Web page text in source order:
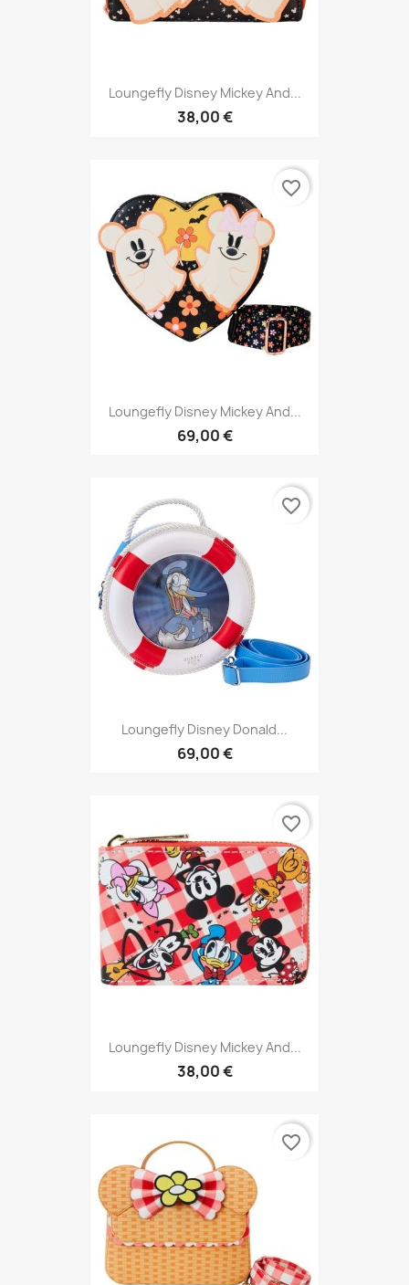
Loungefly Disney Mickey And...
38,00 €
Loungefly Disney Mickey And...
69,00 €
favorite_border
Loungefly Disney Donald...
69,00 €
favorite_border
Loungefly Disney Mickey And...
38,00 €
favorite_border
favorite_border